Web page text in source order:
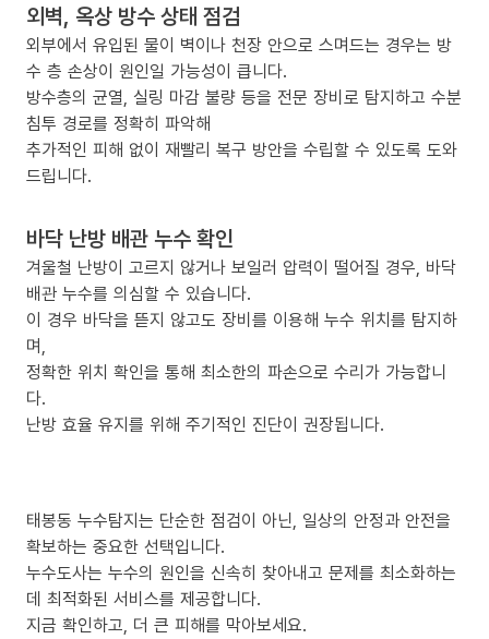
외벽, 옥상 방수 상태 점검
외부에서 유입된 물이 벽이나 천장 안으로 스며드는 경우는 방
수 층 손상이 원인일 가능성이 큽니다.
방수층의 균열, 실링 마감 불량 등을 전문 장비로 탐지하고 수분
침투 경로를 정확히 파악해
추가적인 피해 없이 재빨리 복구 방안을 수립할 수 있도록 도와
드립니다.
바닥 난방 배관 누수 확인
겨울철 난방이 고르지 않거나 보일러 압력이 떨어질 경우, 바닥
배관 누수를 의심할 수 있습니다.
이 경우 바닥을 뜯지 않고도 장비를 이용해 누수 위치를 탐지하
며,
정확한 위치 확인을 통해 최소한의 파손으로 수리가 가능합니
다.
난방 효율 유지를 위해 주기적인 진단이 권장됩니다.
태봉동 누수탐지는 단순한 점검이 아닌, 일상의 안정과 안전을
확보하는 중요한 선택입니다.
누수도사는 누수의 원인을 신속히 찾아내고 문제를 최소화하는
데 최적화된 서비스를 제공합니다.
지금 확인하고, 더 큰 피해를 막아보세요.